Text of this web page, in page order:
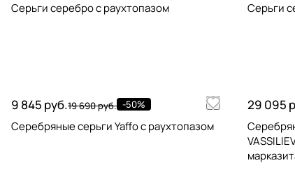
Серьги серебро с раухтопазом Серьги
9 845 руб.19 690 руб. -50%
Серебряные серьги Yaffo с раухтопазом
29 095